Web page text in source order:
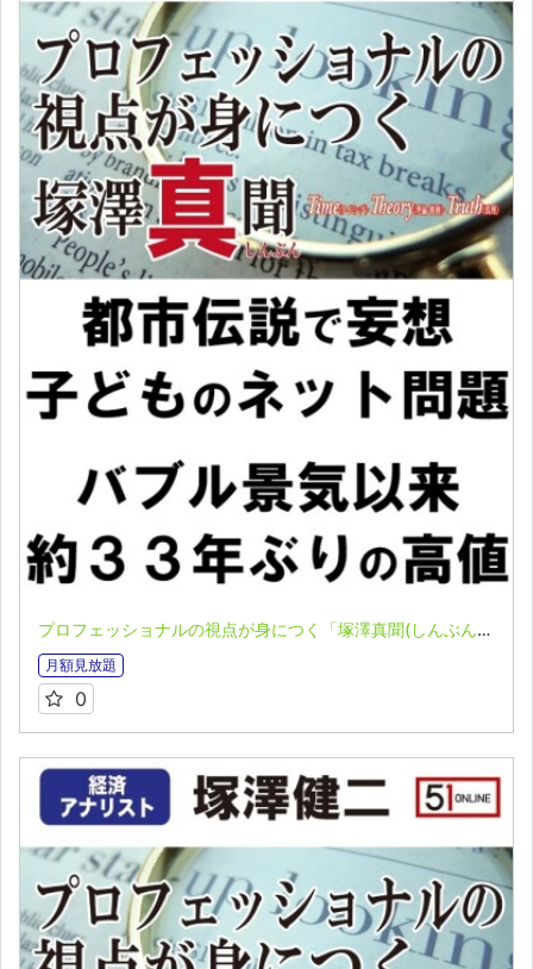
プロフェッショナルの視点が身につく「塚澤真聞(しんぶん)」(2023.05.29)
月額見放題
0